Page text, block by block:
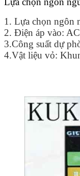
1. Lựa chọn ngôn
2. Điện áp vào:
3.Công suất dự
4.Vật liệu vỏ: